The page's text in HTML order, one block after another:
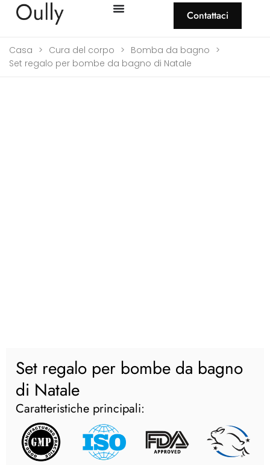
Contattaci
Casa > Cura del corpo > Bomba da bagno >
Set regalo per bombe da bagno di Natale
Set regalo per bombe da bagno
di Natale
Caratteristiche principali: